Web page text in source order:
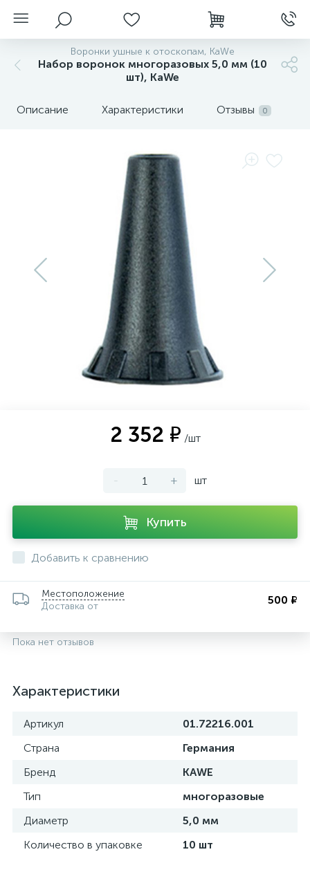
Воронки ушные к отоскопам, KaWe
Набор воронок многоразовых 5,0 мм (10
шт), KaWe
Описание Характеристики Отзывы 0
2 352 ₽ /шт
- + шт
Купить
Добавить к сравнению
Местоположение
Доставка от
500 ₽
Пока нет отзывов
Характеристики
Артикул
01.72216.001
Страна
Германия
Бренд
KAWE
Тип
многоразовые
Диаметр
5,0 мм
Количество в упаковке
10 шт